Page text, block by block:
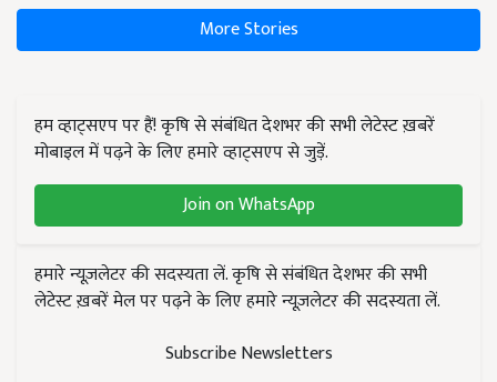
More Stories
हम व्हाट्सएप पर हैं! कृषि से संबंधित देशभर की सभी लेटेस्ट ख़बरें
मोबाइल में पढ़ने के लिए हमारे व्हाट्सएप से जुड़ें.
Join on WhatsApp
हमारे न्यूज़लेटर की सदस्यता लें. कृषि से संबंधित देशभर की सभी
लेटेस्ट ख़बरें मेल पर पढ़ने के लिए हमारे न्यूज़लेटर की सदस्यता लें.
Subscribe Newsletters